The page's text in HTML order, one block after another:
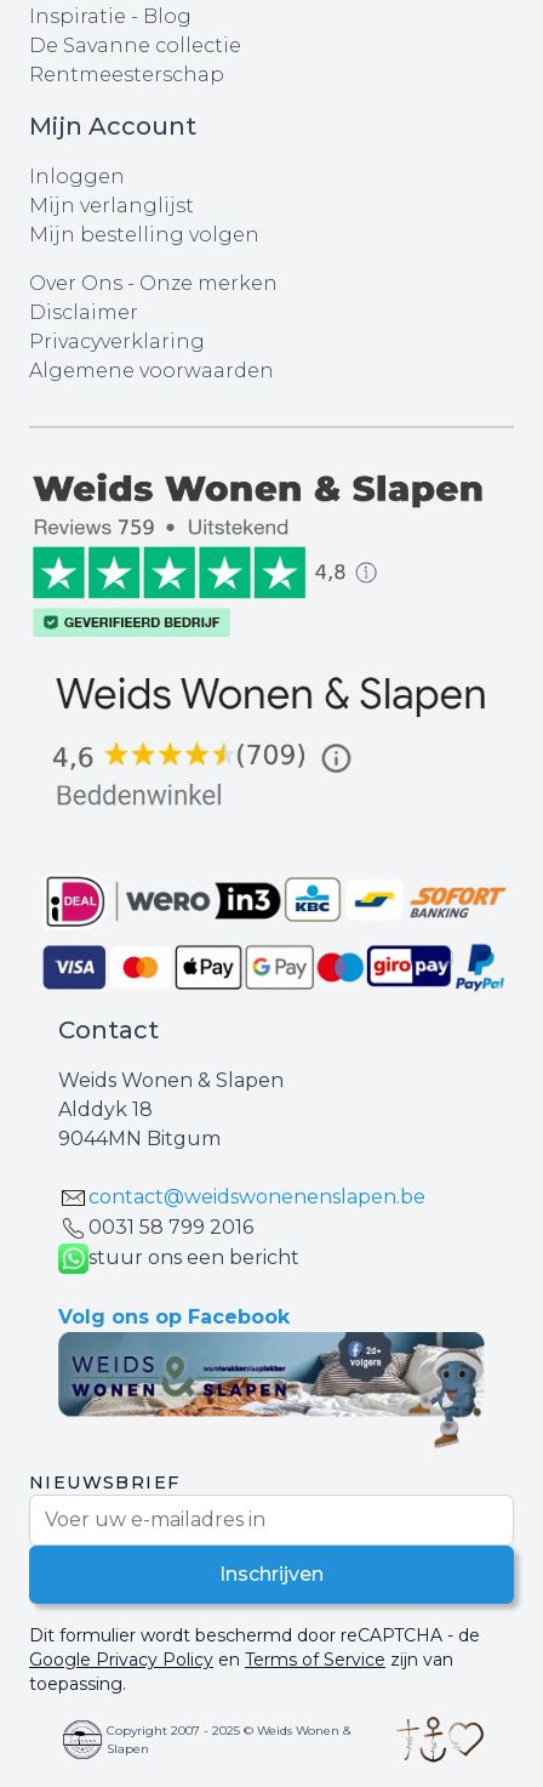
Inspiratie - Blog
De Savanne collectie
Rentmeesterschap
Mijn Account
Inloggen
Mijn verlanglijst
Mijn bestelling volgen
Over Ons - Onze merken
Disclaimer
Privacyverklaring
Algemene voorwaarden
Contact
Weids Wonen & Slapen
Alddyk 18
9044MN Bitgum
contact@weidswonenenslapen.be
0031 ‪58 799 2016‬
stuur ons een bericht
Volg ons op Facebook
NIEUWSBRIEF
Inschrijven
Dit formulier wordt beschermd door reCAPTCHA - de
Google Privacy Policy en Terms of Service zijn van
toepassing.
Copyright 2007 - 2025 © Weids Wonen &
Slapen